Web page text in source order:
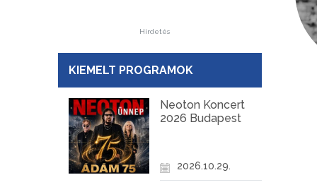
Hirdetés
KIEMELT PROGRAMOK
Neoton Koncert
2026 Budapest
2026.10.29.